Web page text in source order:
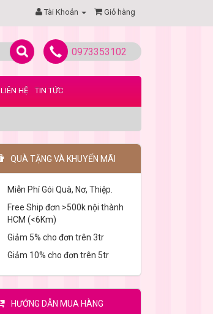
Tài Khoản Giỏ hàng
0973353102
LIÊN HỆ TIN TỨC
QUÀ TẶNG VÀ KHUYẾN MÃI
Miễn Phí Gói Quà, Nơ, Thiệp.
Free Ship đơn >500k nội thành
HCM (<6Km)
Giảm 5% cho đơn trên 3tr
Giảm 10% cho đơn trên 5tr
HƯỚNG DẪN MUA HÀNG